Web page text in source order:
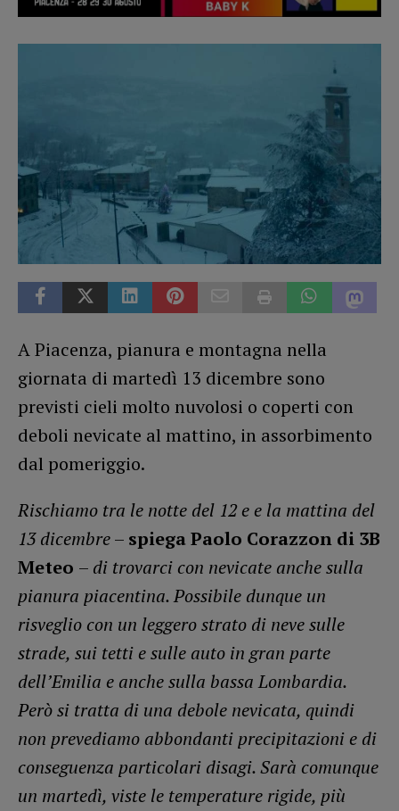
A Piacenza, pianura e montagna nella
giornata di martedì 13 dicembre sono
previsti cieli molto nuvolosi o coperti con
deboli nevicate al mattino, in assorbimento
dal pomeriggio.
Rischiamo tra le notte del 12 e e la mattina del
13 dicembre– spiega Paolo Corazzon di 3B
Meteo – di trovarci con nevicate anche sulla
pianura piacentina. Possibile dunque un
risveglio con un leggero strato di neve sulle
strade, sui tetti e sulle auto in gran parte
dell’Emilia e anche sulla bassa Lombardia.
Però si tratta di una debole nevicata, quindi
non prevediamo abbondanti precipitazioni e di
conseguenza particolari disagi. Sarà comunque
un martedì, viste le temperature rigide, più